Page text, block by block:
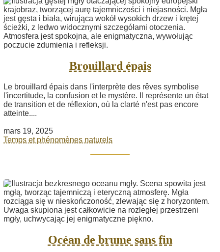
Brouillard épais
Le brouillard épais dans l'interprète des rêves symbolise
l'incertitude, la confusion et le mystère. Il représente un état
de transition et de réflexion, où la clarté n'est pas encore
atteinte....
mars 19, 2025
Temps et phénomènes naturels
Océan de brume sans fin